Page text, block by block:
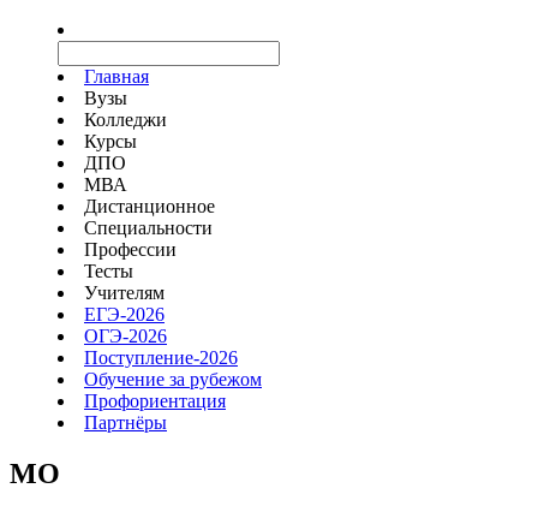
Главная
Вузы
Колледжи
Курсы
ДПО
МВА
Дистанционное
Специальности
Профессии
Тесты
Учителям
ЕГЭ-2026
ОГЭ-2026
Поступление-2026
Обучение за рубежом
Профориентация
Партнёры
MO